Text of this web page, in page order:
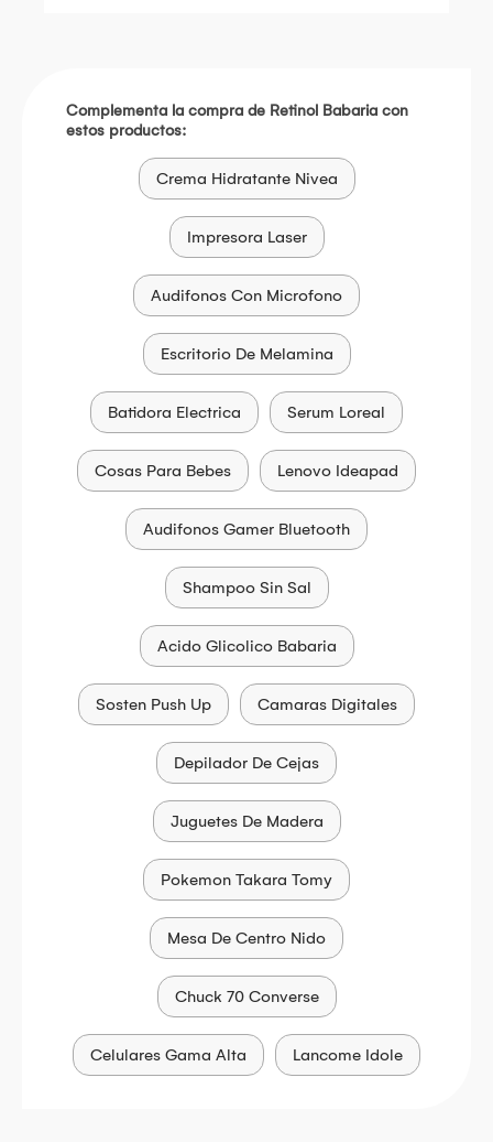
Complementa la compra de Retinol Babaria con
estos productos:
Crema Hidratante Nivea
Impresora Laser
Audifonos Con Microfono
Escritorio De Melamina
Batidora Electrica Serum Loreal
Cosas Para Bebes Lenovo Ideapad
Audifonos Gamer Bluetooth
Shampoo Sin Sal
Acido Glicolico Babaria
Sosten Push Up Camaras Digitales
Depilador De Cejas
Juguetes De Madera
Pokemon Takara Tomy
Mesa De Centro Nido
Chuck 70 Converse
Celulares Gama Alta Lancome Idole